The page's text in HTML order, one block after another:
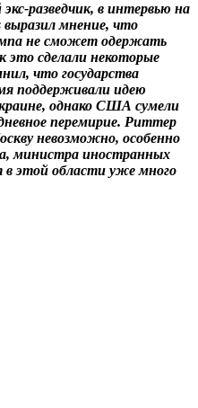
разведчик, в интервью на
выразил мнение, что
не сможет одержать
это сделали некоторые
что государства
поддерживали идею
однако США сумели
перемирие. Риттер
невозможно, особенно
министра иностранных
в этой области уже много